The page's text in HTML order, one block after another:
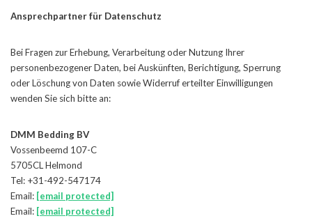
Ansprechpartner für Datenschutz
Bei Fragen zur Erhebung, Verarbeitung oder Nutzung Ihrer
personenbezogener Daten, bei Auskünften, Berichtigung, Sperrung
oder Löschung von Daten sowie Widerruf erteilter Einwilligungen
wenden Sie sich bitte an:
DMM Bedding BV
Vossenbeemd 107-C
5705CL Helmond
Tel: +31-492-547174
Email: [email protected]
Email: [email protected]